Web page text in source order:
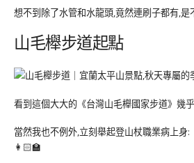
想不到除了水管和水龍頭,竟然連刷子都有,是
山毛櫸步道起點
看到這個大大的《台灣山毛櫸國家步道》幾
當然我也不例外,立刻舉起登山杖職業病上身:
👩🏻‍🏫